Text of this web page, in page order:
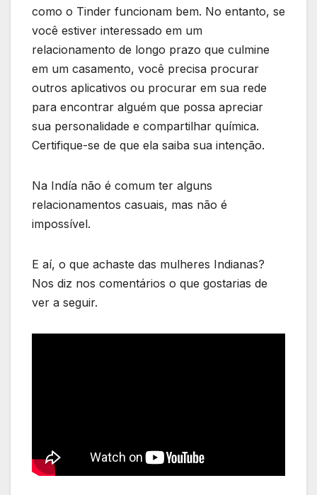
como o Tinder funcionam bem. No entanto, se
você estiver interessado em um
relacionamento de longo prazo que culmine
em um casamento, você precisa procurar
outros aplicativos ou procurar em sua rede
para encontrar alguém que possa apreciar
sua personalidade e compartilhar química.
Certifique-se de que ela saiba sua intenção.
Na Indía não é comum ter alguns
relacionamentos casuais, mas não é
impossível.
E aí, o que achaste das mulheres Indianas?
Nos diz nos comentários o que gostarias de
ver a seguir.